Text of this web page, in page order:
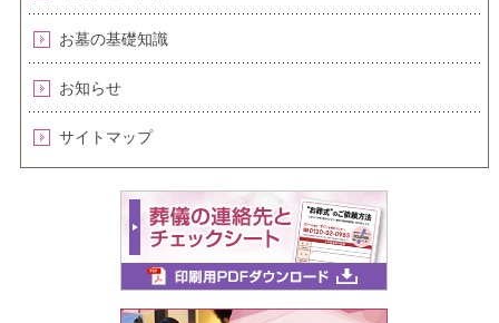
お墓の基礎知識
お知らせ
サイトマップ